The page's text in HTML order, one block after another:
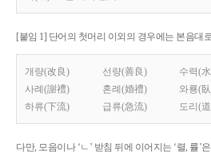
[붙임 1] 단어의 첫머리 이외의 경우에는 본음대
개량(改良) 선량(善良) 수력(
사례(謝禮)
혼례(婚禮) 와룡(
하류(下流)
급류(急流) 도리(
다만, 모음이나 ‘ㄴ’ 받침 뒤에 이어지는 ‘렬, 률’